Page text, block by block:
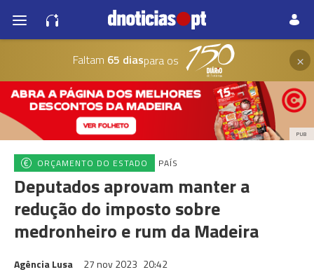
Faltam 65 diaspara os ×
PUB
ORÇAMENTO DO ESTADO PAÍS
Deputados aprovam manter a
redução do imposto sobre
medronheiro e rum da Madeira
Agência Lusa 27 nov 2023 20:42